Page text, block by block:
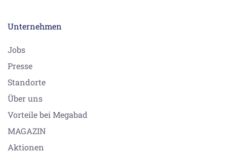
Unternehmen
Jobs
Presse
Standorte
Über uns
Vorteile bei Megabad
MAGAZIN
Aktionen